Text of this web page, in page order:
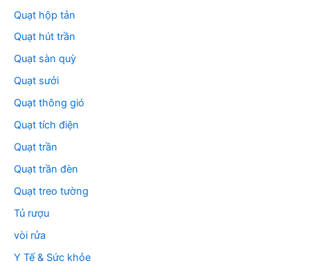
Quạt hộp tản
Quạt hút trần
Quạt sàn quỳ
Quạt sưởi
Quạt thông gió
Quạt tích điện
Quạt trần
Quạt trần đèn
Quạt treo tường
Tủ rượu
vòi rửa
Y Tế & Sức khỏe